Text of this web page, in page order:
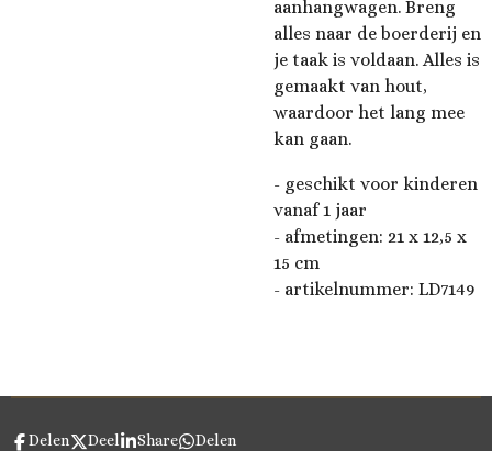
aanhangwagen. Breng
alles naar de boerderij en
je taak is voldaan. Alles is
gemaakt van hout,
waardoor het lang mee
kan gaan.
- geschikt voor kinderen
vanaf 1 jaar
- afmetingen: 21 x 12,5 x
15 cm
- artikelnummer: LD7149
Delen Deel Share Delen